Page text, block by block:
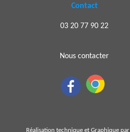
Contact
03 20 77 90 22
Nous contacter
Réalisation technique et Graphique par